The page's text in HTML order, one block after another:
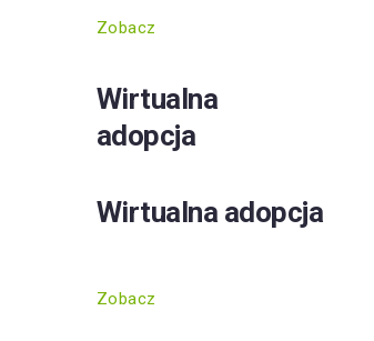
Zobacz
Wirtualna
adopcja
Wirtualna adopcja
Zobacz